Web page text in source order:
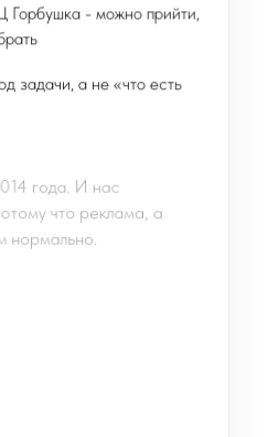
- можно прийти,
задачи, а не «что есть
что реклама, а
нормально.